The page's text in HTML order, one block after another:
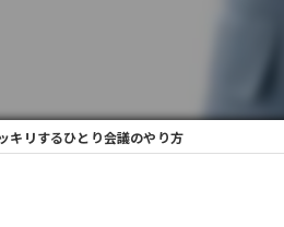
キリするひとり会議のやり方